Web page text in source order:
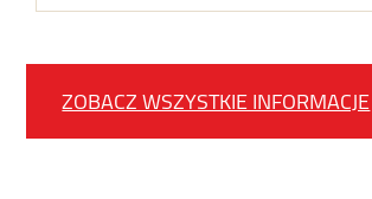
ZOBACZ WSZYSTKIE INFORMACJE